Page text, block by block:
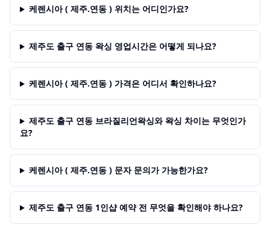
케렌시아 ( 제주.연동 ) 위치는 어디인가요?
제주도 출구 연동 왁싱 영업시간은 어떻게 되나요?
케렌시아 ( 제주.연동 ) 가격은 어디서 확인하나요?
제주도 출구 연동 브라질리언왁싱와 왁싱 차이는 무엇인가
요?
케렌시아 ( 제주.연동 ) 문자 문의가 가능한가요?
제주도 출구 연동 1인샵 예약 전 무엇을 확인해야 하나요?